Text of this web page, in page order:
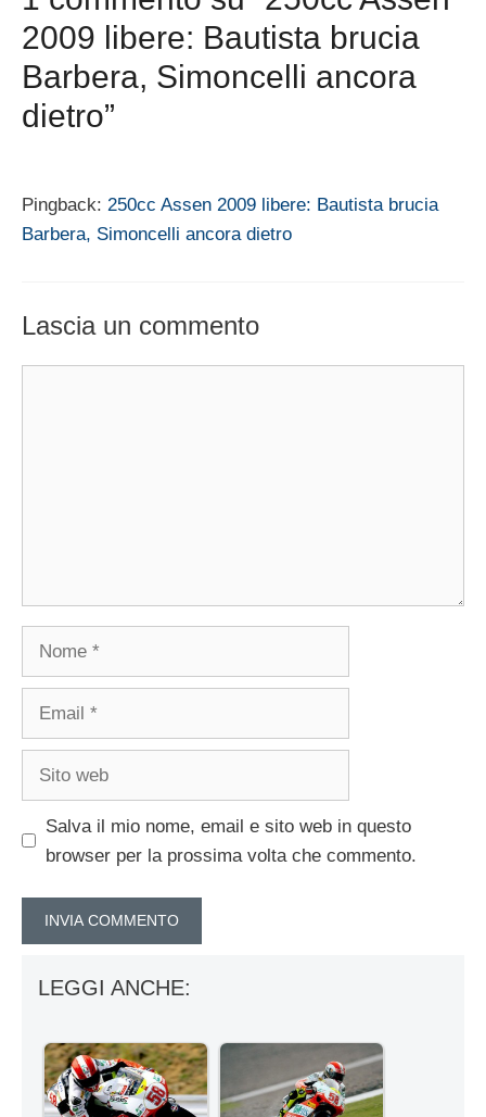
2009 libere: Bautista brucia
Barbera, Simoncelli ancora
dietro”
Pingback: 250cc Assen 2009 libere: Bautista brucia
Barbera, Simoncelli ancora dietro
Lascia un commento
Salva il mio nome, email e sito web in questo
browser per la prossima volta che commento.
LEGGI ANCHE: